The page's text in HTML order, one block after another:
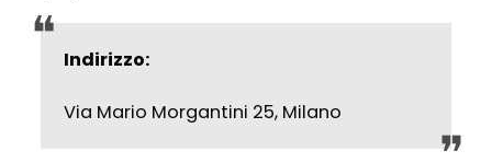
Indirizzo:
Via Mario Morgantini 25, Milano